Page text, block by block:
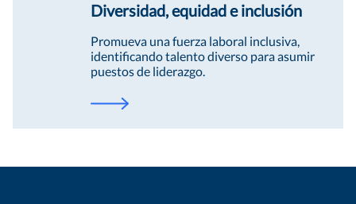
Diversidad, equidad e inclusión
Promueva una fuerza laboral inclusiva,
identificando talento diverso para asumir
puestos de liderazgo.